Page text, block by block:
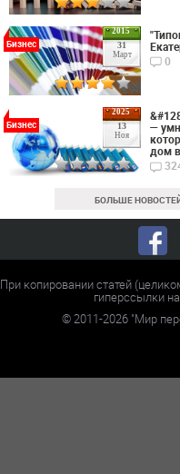
2015
31
Март
Бизнес
0
2025
13
Ноя
Бизнес
—
дом
БОЛЬШЕ
При копировании статей
гиперссылки
©2011-2026 "Мир